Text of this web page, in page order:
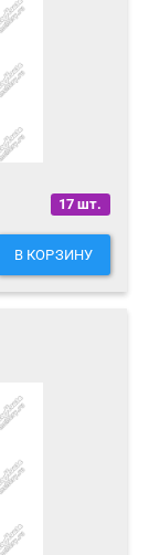
17 шт.
В КОРЗИНУ